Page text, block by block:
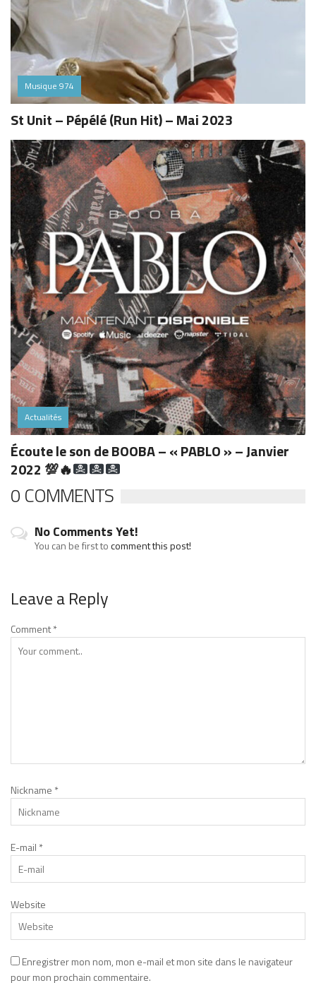
Musique 974
St Unit – Pépélé (Run Hit) – Mai 2023
Actualités
Écoute le son de BOOBA – « PABLO » – Janvier
2022 💯🔥
0 COMMENTS
No Comments Yet!
You can be first tocomment this post!
Leave a Reply
Comment*
Nickname *
E-mail *
Website
Enregistrer mon nom, mon e-mail et mon site dans le navigateur
pour mon prochain commentaire.